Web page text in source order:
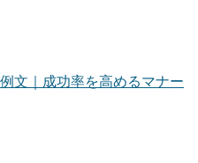
文｜成功率を高めるマナー